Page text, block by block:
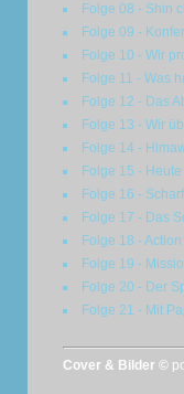
Folge 08 - Shin
Folge 09 -
Folge 10 - Wir
Folge 11 - Was
Folge 12 - Das
Folge 13 - Wir
Folge 14 -
Folge 15 -
Folge 16 -
Folge 17 - Das
Folge 18 -
Folge 19 -
Folge 20 - Der
Folge 21 - Mit
Cover & Bilder ©